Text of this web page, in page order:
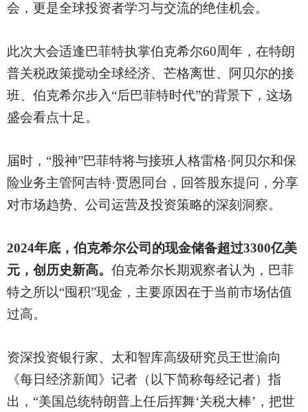
会，更是全球投资者学习与交流的绝佳机会。
此次大会适逢巴菲特执掌伯克希尔60周年，在特朗
普关税政策搅动全球经济、芒格离世、阿贝尔的接
班、伯克希尔步入“后巴菲特时代”的背景下，这场
盛会看点十足。
届时， “股神”巴菲特将与接班人格雷格·阿贝尔和保
险业务主管阿吉特·贾恩同台，回答股东提问，分享
对市场趋势、公司运营及投资策略的深刻洞察。
2024年底，伯克希尔公司的现金储备超过3300亿美
元，创历史新高。 伯克希尔长期观察者认为，巴菲
特之所以“囤积”现金，主要原因在于当前市场估值
过高。
资深投资银行家、太和智库高级研究员王世渝向
《每日经济新闻》记者（以下简称每经记者）指
出， “美国总统特朗普上任后挥舞‘关税大棒’，把世